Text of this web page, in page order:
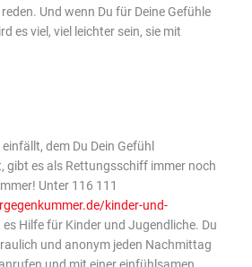
Und wenn Du für Deine Gefühle
es viel, viel leichter sein, sie mit
dem Du Dein Gefühl
gibt es als Rettungsschiff immer noch
Unter 116 111
kinder-und-
Hilfe für Kinder und Jugendliche. Du
und anonym jeden Nachmittag